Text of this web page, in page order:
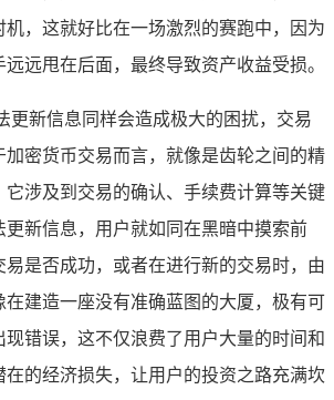
机，这就好比在一场激烈的赛跑中，因为
远甩在后面，最终导致资产收益受损。
更新信息同样会造成极大的困扰，交易
加密货币交易而言，就像是齿轮之间的精
它涉及到交易的确认、手续费计算等关键
更新信息，用户就如同在黑暗中摸索前
是否成功，或者在进行新的交易时，由
在建造一座没有准确蓝图的大厦，极有可
现错误，这不仅浪费了用户大量的时间和
在的经济损失，让用户的投资之路充满坎